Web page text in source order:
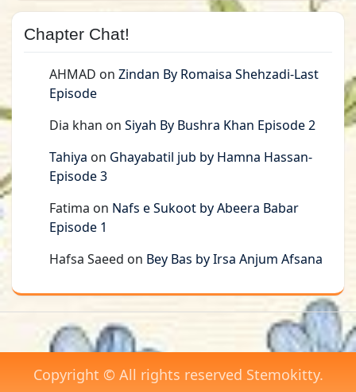
Chapter Chat!
AHMAD on Zindan By Romaisa Shehzadi-Last
Episode
Dia khan on Siyah By Bushra Khan Episode 2
Tahiya on Ghayabatil jub by Hamna Hassan-
Episode 3
Fatima on Nafs e Sukoot by Abeera Babar
Episode 1
Hafsa Saeed on Bey Bas by Irsa Anjum Afsana
Copyright © All rights reserved Stemokitty.